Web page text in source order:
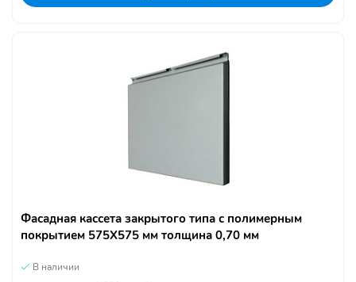
Фасадная кассета закрытого типа с полимерным
покрытием 575Х575 мм толщина 0,70 мм
В наличии